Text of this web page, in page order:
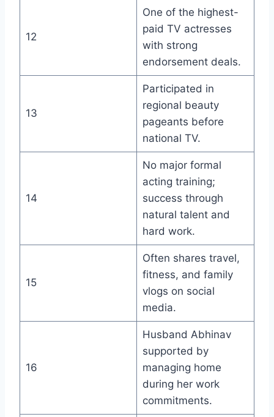
12
One of the highest-
paid TV actresses
with strong
endorsement deals.
13
Participated in
regional beauty
pageants before
national TV.
14
No major formal
acting training;
success through
natural talent and
hard work.
15
Often shares travel,
fitness, and family
vlogs on social
media.
16
Husband Abhinav
supported by
managing home
during her work
commitments.